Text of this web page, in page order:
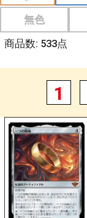
無色
商品数: 533点
1